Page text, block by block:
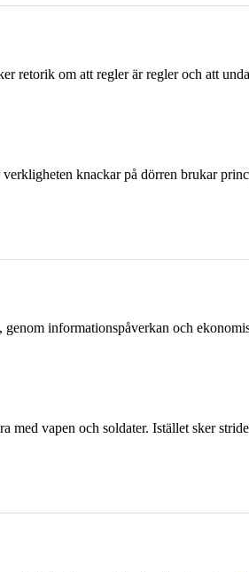
om att regler är regler och att
knackar på dörren brukar
informationspåverkan och
vapen och soldater. Istället sker